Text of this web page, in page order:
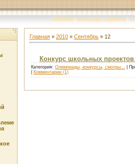
Главная | Команда портала | О
Главная » 2010 » Сентябрь » 12
Конкурс школьных
Категория: Олимпиады, конкурсы, смотры... |
Комментарии (1)